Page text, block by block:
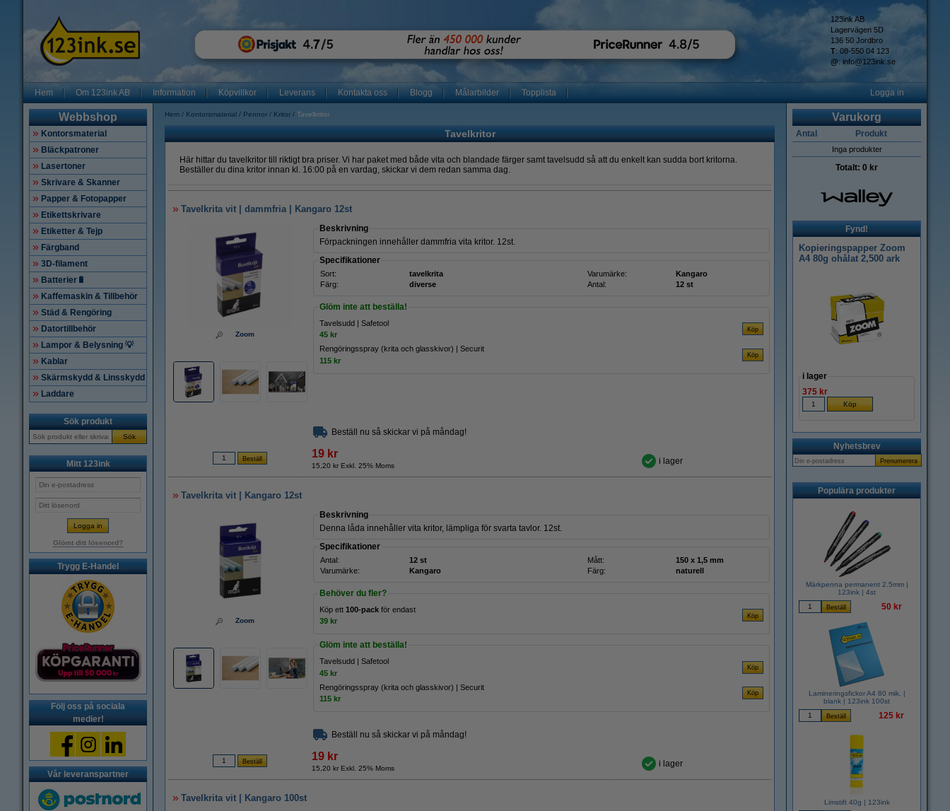
123ink AB
Lagervägen 5D
136 50 Jordbro
T: 08-550 04 123
@: info@123ink.se
Hem Om 123ink AB Information Köpvillkor Leverans Kontakta oss Blogg Målarbilder Topplista Logga in
Webbshop
Kontorsmaterial
Bläckpatroner
Lasertoner
Skrivare & Skanner
Papper & Fotopapper
Etikettskrivare
Etiketter & Tejp
Färgband
3D-filament
Batterier🔋
Kaffemaskin & Tillbehör
Städ & Rengöring
Datortillbehör
Lampor & Belysning 💡
Kablar
Skärmskydd & Linsskydd
Laddare
Sök produkt
Sök
Mitt 123ink
Glömt ditt lösenord?
Trygg E-Handel
Följ oss på sociala
medier!
Vår leveranspartner
Hem Kontorsmaterial Pennor Kritor Tavelkritor
Tavelkritor
Här hittar du tavelkritor till riktigt bra priser. Vi har paket med både vita och blandade färger samt tavelsudd så att du enkelt kan sudda bort kritorna.
Beställer du dina kritor innan kl. 16:00 på en vardag, skickar vi dem redan samma dag.
Tavelkrita vit | dammfria | Kangaro 12st
Zoom
Beskrivning
Förpackningen innehåller dammfria vita kritor. 12st.
Specifikationer
Sort: tavelkrita Varumärke:
Kangaro
Färg:
diverse Antal: 12 st
Glöm inte att beställa!
Tavelsudd | Safetool
45 kr
Rengöringsspray (krita och glasskivor) | Securit
115 kr
Beställ nu så skickar vi på måndag!
19 kr
15,20 kr Exkl. 25% Moms i lager
Tavelkrita vit | Kangaro 12st
Zoom
Beskrivning
Denna låda innehåller vita kritor, lämpliga för svarta tavlor. 12st.
Specifikationer
Antal: 12 st Mått:
150 x 1,5 mm
Varumärke:
Kangaro Färg: naturell
Behöver du fler?
Köp ett 100-pack för endast
39 kr
Glöm inte att beställa!
Tavelsudd | Safetool
45 kr
Rengöringsspray (krita och glasskivor) | Securit
115 kr
Beställ nu så skickar vi på måndag!
19 kr
15,20 kr Exkl. 25% Moms i lager
Tavelkrita vit | Kangaro 100st
Varukorg
Antal Produkt
Inga produkter
Totalt: 0 kr
Fynd!
Kopieringspapper Zoom
A4 80g ohålat 2,500 ark
i lager
375 kr
Nyhetsbrev
Populära produkter
Märkpenna permanent 2.5mm |
123ink | 4st
50 kr
Lamineringsfickor A4 80 mik. |
blank | 123ink 100st
125 kr
Limstift 40g | 123ink